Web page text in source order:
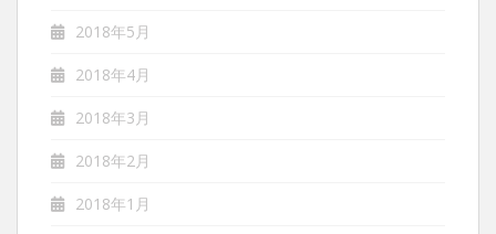
2018年5月
2018年4月
2018年3月
2018年2月
2018年1月